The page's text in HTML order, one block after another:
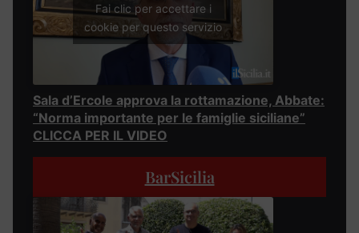
Fai clic per accettare i
cookie per questo servizio
Sala d’Ercole approva la rottamazione, Abbate:
“Norma importante per le famiglie siciliane”
CLICCA PER IL VIDEO
BarSicilia